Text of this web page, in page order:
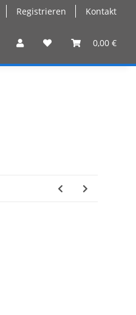
Registrieren Kontakt
0,00 €